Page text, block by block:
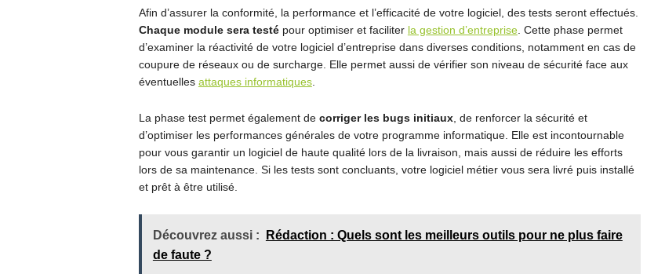
Afin d’assurer la conformité, la performance et l’efficacité de votre logiciel, des tests seront effectués.
Chaque module sera testé pour optimiser et faciliter la gestion d’entreprise. Cette phase permet
d’examiner la réactivité de votre logiciel d’entreprise dans diverses conditions, notamment en cas de
coupure de réseaux ou de surcharge. Elle permet aussi de vérifier son niveau de sécurité face aux
éventuelles attaques informatiques.
La phase test permet également de corriger les bugs initiaux, de renforcer la sécurité et
d’optimiser les performances générales de votre programme informatique. Elle est incontournable
pour vous garantir un logiciel de haute qualité lors de la livraison, mais aussi de réduire les efforts
lors de sa maintenance. Si les tests sont concluants, votre logiciel métier vous sera livré puis installé
et prêt à être utilisé.
Découvrez aussi :
Rédaction : Quels sont les meilleurs outils pour ne plus faire
de faute ?